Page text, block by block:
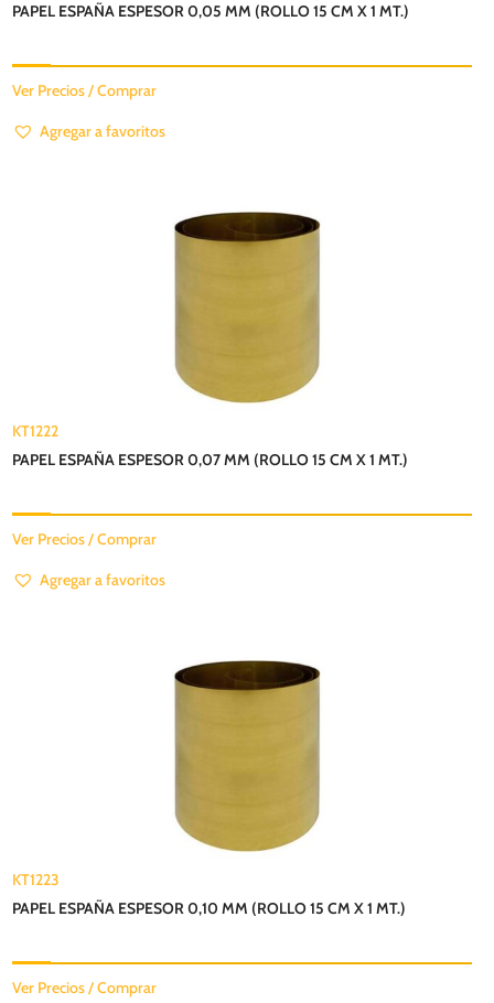
PAPEL ESPAÑA ESPESOR 0,05 MM (ROLLO 15 CM X 1 MT.)
Ver Precios / Comprar
Agregar a favoritos
KT1222
PAPEL ESPAÑA ESPESOR 0,07 MM (ROLLO 15 CM X 1 MT.)
Ver Precios / Comprar
Agregar a favoritos
KT1223
PAPEL ESPAÑA ESPESOR 0,10 MM (ROLLO 15 CM X 1 MT.)
Ver Precios / Comprar